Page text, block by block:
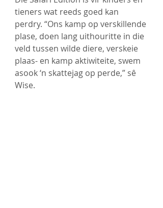
tieners wat reeds goed kan
perdry. “Ons kamp op verskillende
plase, doen lang uithouritte in die
veld tussen wilde diere, verskeie
plaas- en kamp aktiwiteite, swem
asook ‘n skattejag op perde,” sê
Wise.